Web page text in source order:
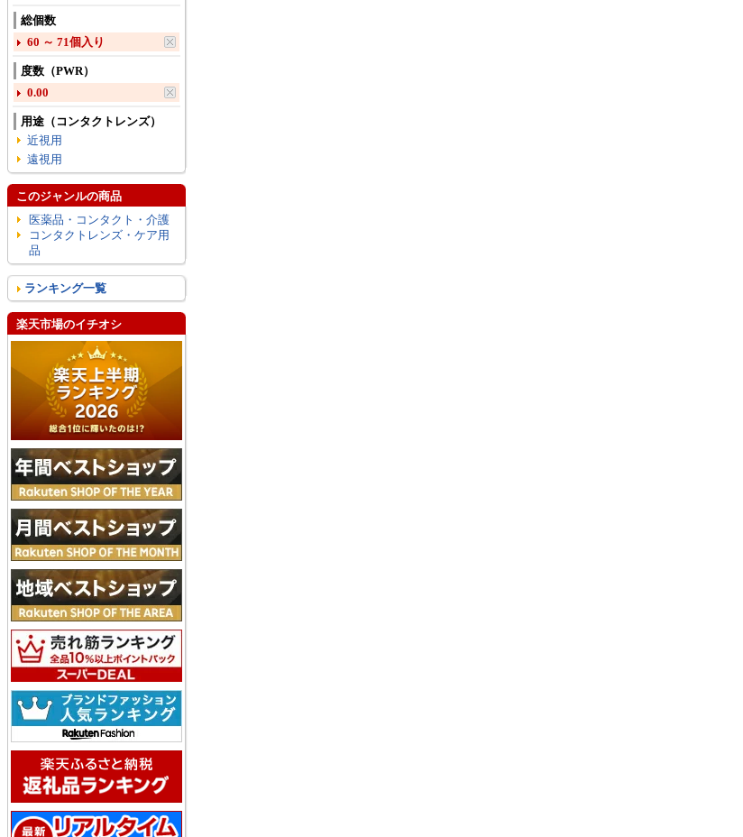
総個数
60 ～ 71個入り
度数（PWR）
0.00
用途（コンタクトレンズ）
近視用
遠視用
このジャンルの商品
医薬品・コンタクト・介護
コンタクトレンズ・ケア用
品
ランキング一覧
楽天市場のイチオシ